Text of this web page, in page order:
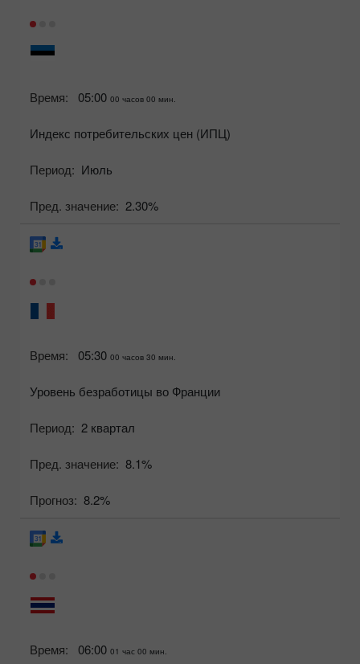
Время: 05:00 00 часов 00 мин.
Индекс потребительских цен (ИПЦ)
Период: Июль
Пред. значение: 2.30%
Время: 05:30 00 часов 30 мин.
Уровень безработицы во Франции
Период: 2 квартал
Пред. значение: 8.1%
Прогноз: 8.2%
Время: 06:00 01 час 00 мин.